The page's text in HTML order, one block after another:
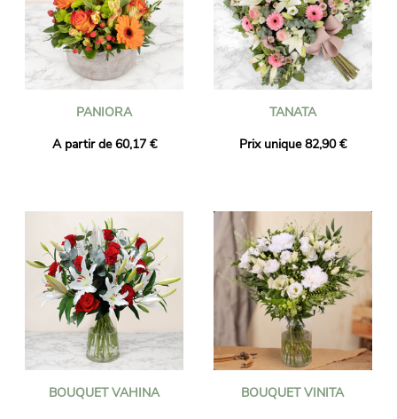
PANIORA
A partir de 60,17 €
TANATA
Prix unique 82,90 €
BOUQUET VAHINA
BOUQUET VINITA